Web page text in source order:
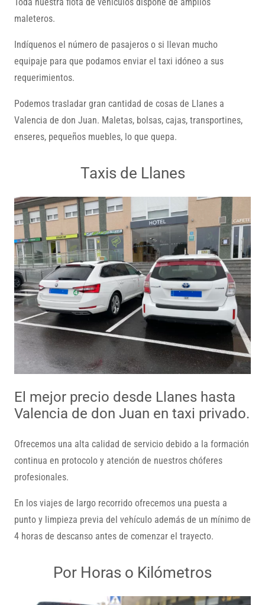
maleteros.
Indíquenos el número de pasajeros o si llevan mucho
equipaje para que podamos enviar el taxi idóneo a sus
requerimientos.
Podemos trasladar gran cantidad de cosas de Llanes a
Valencia de don Juan. Maletas, bolsas, cajas, transportines,
enseres, pequeños muebles, lo que quepa.
Taxis de Llanes
El mejor precio desde Llanes hasta
Valencia de don Juan en taxi privado.
Ofrecemos una alta calidad de servicio debido a la formación
continua en protocolo y atención de nuestros chóferes
profesionales.
En los viajes de largo recorrido ofrecemos una puesta a
punto y limpieza previa del vehículo además de un mínimo de
4 horas de descanso antes de comenzar el trayecto.
Por Horas o Kilómetros